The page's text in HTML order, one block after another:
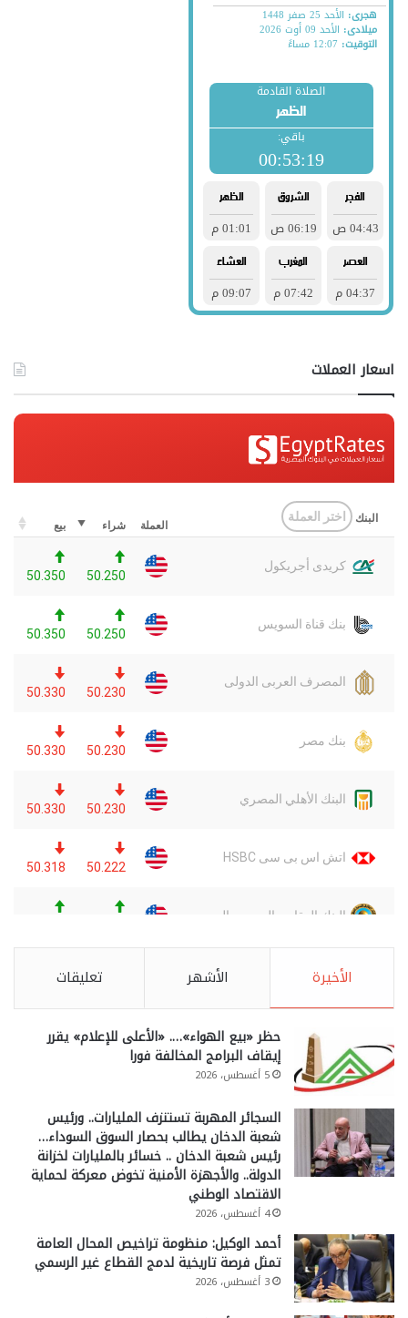
اسعار العملات
الأخيرة الأشهر تعليقات
حظر «بيع الهواء»…. «الأعلى للإعلام» يقرر
إيقاف البرامج المخالفة فورا
5 أغسطس، 2026
السجائر المهربة تستنزف المليارات.. ورئيس
شعبة الدخان يطالب بحصار السوق السوداء…
رئيس شعبة الدخان .. خسائر بالمليارات لخزانة
الدولة.. والأجهزة الأمنية تخوض معركة لحماية
الاقتصاد الوطني
4 أغسطس، 2026
أحمد الوكيل: منظومة تراخيص المحال العامة
تمثل فرصة تاريخية لدمج القطاع غير الرسمي
3 أغسطس، 2026